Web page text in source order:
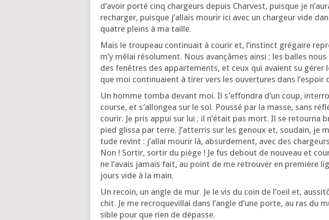
d’a­voir por­té cinq char­geurs depuis Char­vest, puisque je
rechar­ger, puisque j’al­lais mou­rir ici avec un char­geur vide
quatre pleins à ma taille.
Mais le trou­peau conti­nuait à cou­rir et, l’ins­tinct gré­gaire
m’y mêlai réso­lu­ment. Nous avan­çâmes ain­si ; les balles
des fenêtres des appar­te­ments, et ceux qui avaient su gérer
que moi conti­nuaient à tirer vers les ouver­tures dans l’es­poir
Un homme tom­ba devant moi. Il s’ef­fon­dra d’un coup,
course, et s’al­lon­gea sur le sol. Pous­sé par la masse, sans
cou­rir. Je pris appui sur lui ; il n’é­tait pas mort. Il se retour­na
pied glis­sa par terre. J’at­ter­ris sur les genoux et, sou­dain, je
tude revint : j’al­lai mou­rir là, absur­de­ment, avec des
Non ! Sor­tir, sor­tir du piège ! Je fus debout de nou­veau et
ne l’a­vais jamais fait, au point de me retrou­ver en pre­mière
jours vide à la main.
Un recoin, un angle de mur. Je le vis du coin de l’oeil et,
chit. Je me recro­que­villai dans l’angle d’une porte, au ras du
sible pour que rien de dépasse.